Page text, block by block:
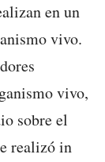
en un
vivo.
vivo,
sobre el
realizó in